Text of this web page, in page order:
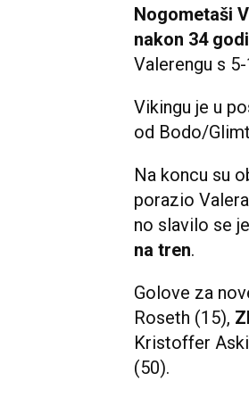
Nogometaši
nakon 34
Valerengu s 5-
Vikingu je u
od Bodo/
Na koncu su
porazio
no slavilo se
na tren.
Golove za
Roseth (15),
Kristoffer
(50).